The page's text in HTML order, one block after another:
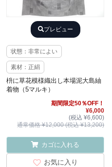
プレビュー
状態：非常によい
素材：正絹
枡に草花模様織出し本場泥大島紬
着物（5マルキ）
期間限定50％OFF！
¥6,000
(税込 ¥6,600)
通常価格 ¥12,000 (税込 ¥13,200)
カゴに入れる
お気に入り